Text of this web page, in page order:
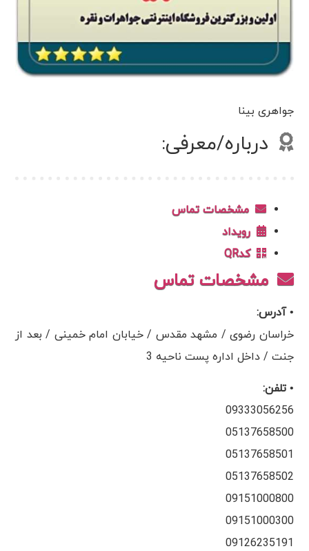
جواهری بینا
درباره/معرفی:
مشخصات تماس
رویداد
کدQR
مشخصات تماس
• آدرس:
خراسان رضوی / مشهد مقدس / خیابان امام خمینی / بعد از
جنت / داخل اداره پست ناحیه 3
• تلفن:
09333056256
05137658500
05137658501
05137658502
09151000800
09151000300
09126235191